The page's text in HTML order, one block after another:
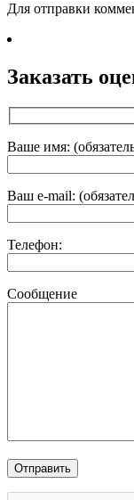
Для отправки
Заказать
Ваше имя:
Ваш e-mail:
Телефон:
Сообщение